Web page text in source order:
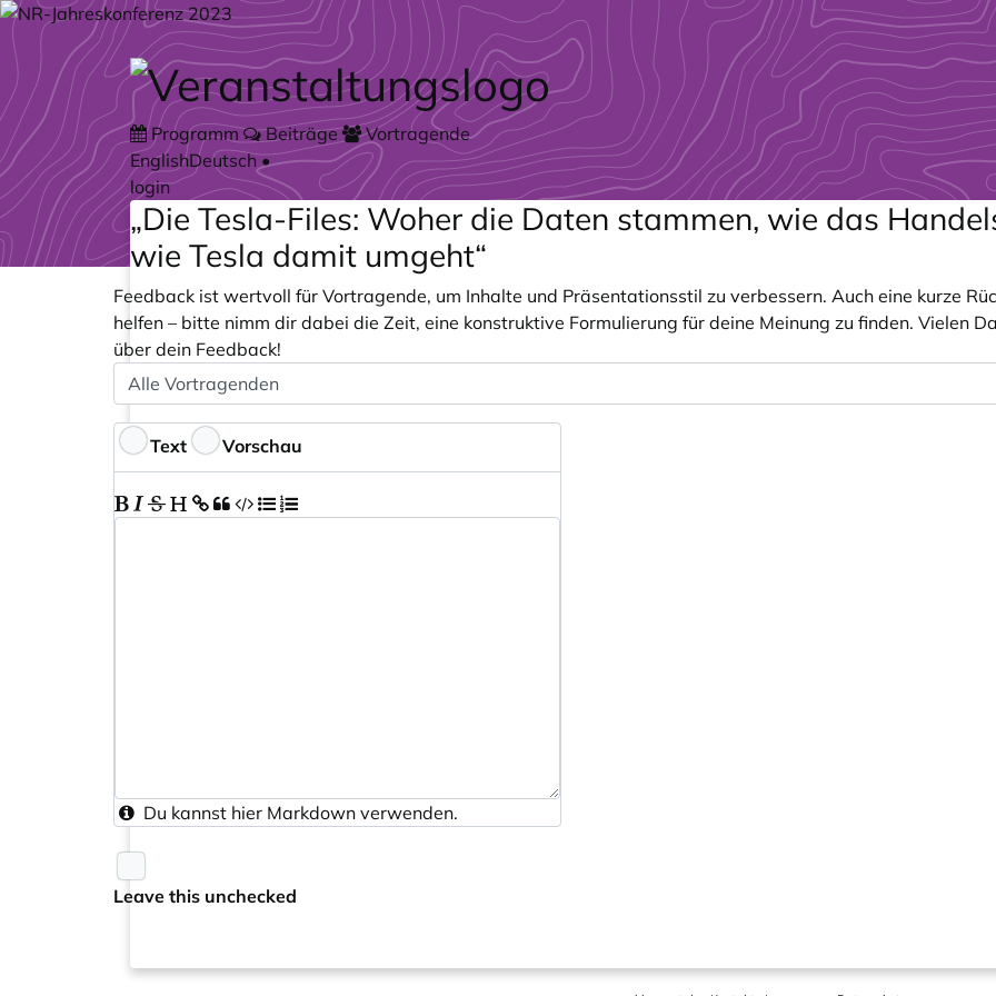
Zum Hauptteil springen
Programm Beiträge
Vortragende
EnglishDeutsch•
login
„Die Tesla-Files: Woher die Daten stammen, wie das
wie Tesla damit umgeht“
Feedback ist wertvoll für Vortragende, um Inhalte und Präsentationsstil zu verbessern. Auch eine kurze
helfen – bitte nimm dir dabei die Zeit, eine konstruktive Formulierung für deine Meinung zu finden. Vielen
über dein Feedback!
Speaker
Optional
Feedback
Text Vorschau
Du kannst hier Markdown verwenden.
Leave this unchecked